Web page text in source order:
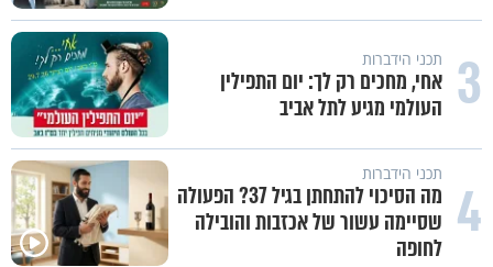
3 תכני הידברות
אחי, מחכים רק לך: יום התפילין
העולמי מגיע לתל אביב
4 תכני הידברות
מה הסיכוי להתחתן בגיל 37? הפעולה
שסיימה עשור של אכזבות והובילה
לחופה